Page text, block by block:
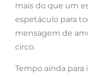
mais do que um
espetáculo para
mensagem de
circo.
Tempo ainda para